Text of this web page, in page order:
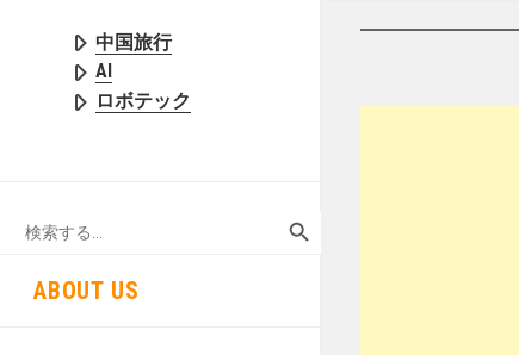
中国旅行
AI
ロボテック
Search
ABOUT US